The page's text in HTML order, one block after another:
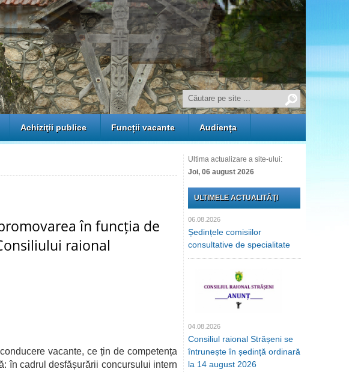
Achiziţii publice Funcții vacante Audiența
în funcția de
raional
vacante, ce țin de competența
în cadrul desfășurării concursului intern
Ultima actualizare a site-ului:
Joi, 06 august 2026
ULTIMELE ACTUALITĂŢI
06.08.2026
Ședințele comisiilor
consultative de specialitate
04.08.2026
Consiliul raional Strășeni se
întrunește în ședință ordinară
la 14 august 2026